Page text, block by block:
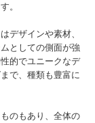
。
デザインや素材、
としての側面が強
的でユニークなデ
で、種類も豊富に
のもあり、全体の